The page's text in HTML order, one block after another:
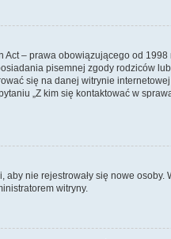
Act – prawa obowiązującego od
pisemnej zgody rodziców
się na danej witrynie
„Z kim się kontaktować w
aby nie rejestrowały się nowe
witryny.